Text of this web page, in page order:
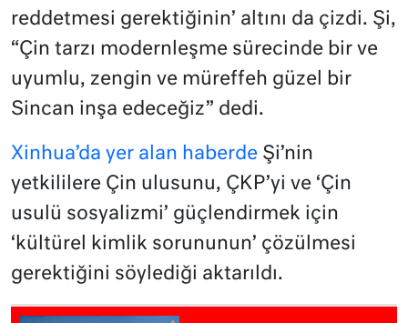
reddetmesi gerektiğinin’ altını da çizdi. Şi,
“Çin tarzı modernleşme sürecinde bir ve
uyumlu, zengin ve müreffeh güzel bir
Sincan inşa edeceğiz” dedi.
Xinhua’da yer alan haberde Şi’nin
yetkililere Çin ulusunu, ÇKP’yi ve ‘Çin
usulü sosyalizmi’ güçlendirmek için
‘kültürel kimlik sorununun’ çözülmesi
gerektiğini söylediği aktarıldı.